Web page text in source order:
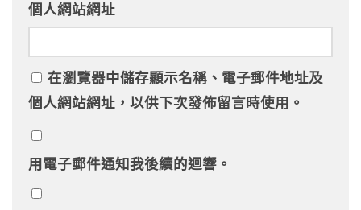
個人網站網址
在瀏覽器中儲存顯示名稱、電子郵件地址及
個人網站網址，以供下次發佈留言時使用。
用電子郵件通知我後續的迴響。